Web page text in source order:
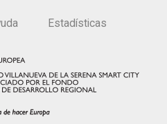
Estadísticas